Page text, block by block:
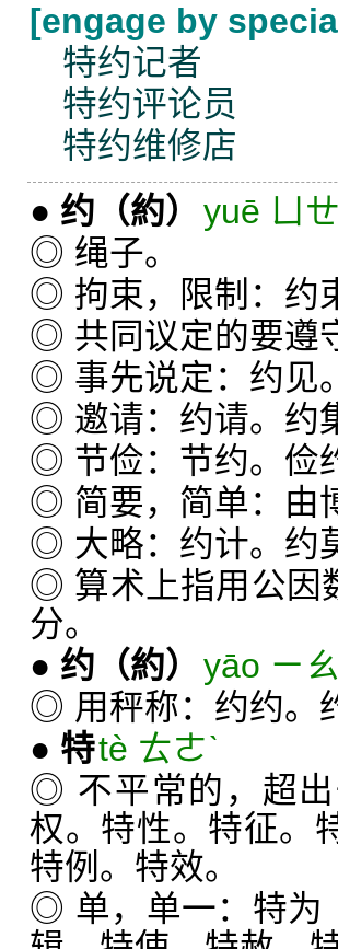
[engage by
特约记者
特约评论员
特约维修店
● 约 （約） yuē ㄩ
◎ 绳子。
◎ 拘束，限制：约
◎ 共同议定的要遵
◎ 事先说定：约见
◎ 邀请：约请。约
◎ 节俭：节约。俭
◎ 简要，简单：由
◎ 大略：约计。约
◎ 算术上指用公因
分。
● 约 （約） yāo ㄧ
◎ 用秤称：约约。
● 特tè ㄊㄜˋ
◎ 不平常的，超
权。特性。特征。
特例。特效。
◎ 单，单一：特为